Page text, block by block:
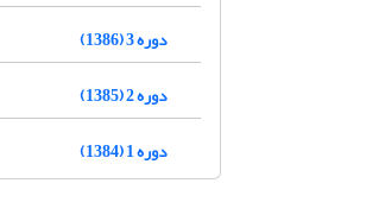
دوره 3 (1386)
دوره 2 (1385)
دوره 1 (1384)